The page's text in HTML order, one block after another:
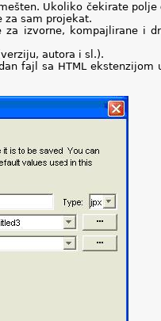
Ukoliko čekirate polje
za sam projekat.
izvorne, kompajlirane i
autora i sl.).
fajl sa HTML ekstenzijom